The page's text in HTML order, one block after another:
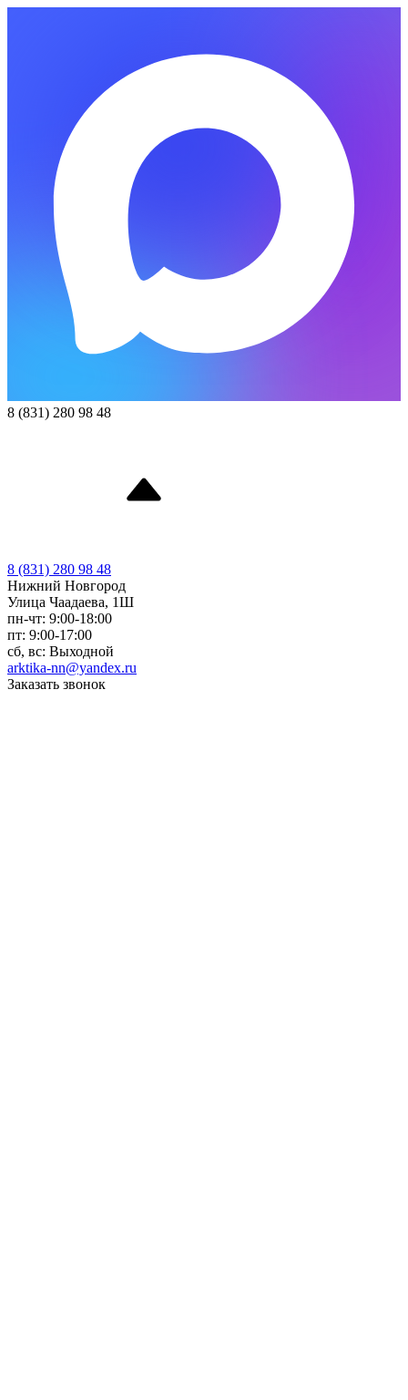
8 (831) 280 98 48
8 (831) 280 98 48
Нижний Новгород
Улица Чаадаева, 1Ш
пн-чт: 9:00-18:00
пт: 9:00-17:00
сб, вс: Выходной
arktika-nn@yandex.ru
Заказать звонок